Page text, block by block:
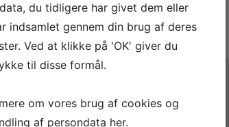
Andersen
over 499 kr
Mere om A. Andersen
Om A. Andersen
du tidligere har givet dem eller
indsamlet gennem din brug af deres
Ved at klikke på 'OK' giver du
til disse formål.
om vores brug af cookies og
af persondata her.